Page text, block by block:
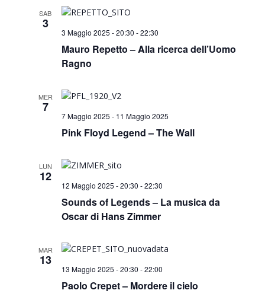
SAB
3
3 Maggio 2025 - 20:30 -22:30
Mauro Repetto – Alla ricerca dell’Uomo
Ragno
MER
7
7 Maggio 2025 - 11 Maggio 2025
Pink Floyd Legend – The Wall
LUN
12
12 Maggio 2025 - 20:30 -22:30
Sounds of Legends – La musica da
Oscar di Hans Zimmer
MAR
13
13 Maggio 2025 - 20:30 -22:00
Paolo Crepet – Mordere il cielo